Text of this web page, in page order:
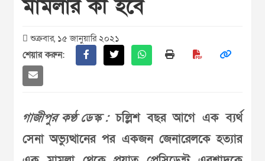
মামলার কী হবে
শুক্রবার, ১৫ জানুয়ারি ২০২১
শেয়ার করুন:
গাজীপুর কণ্ঠ ডেস্ক :চল্লিশ বছর আগে এক ব্যর্থ
সেনা অভ্যুত্থানের পর একজন জেনারেলকে হত্যার